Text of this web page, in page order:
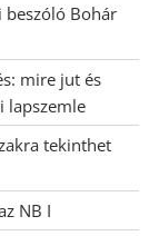
beszóló Bohár
mire jut és
lapszemle
tekinthet
NB I